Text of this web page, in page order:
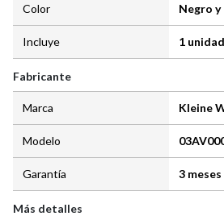
Color Negro
Incluye 1 unidad
Fabricante
Marca Kleine
Modelo
Garantía 3 meses
Más detalles